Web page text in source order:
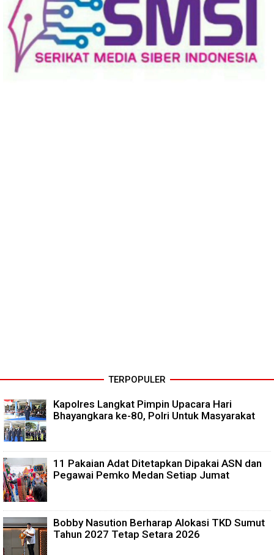
TERPOPULER
Kapolres Langkat Pimpin Upacara Hari
Bhayangkara ke-80, Polri Untuk Masyarakat
11 Pakaian Adat Ditetapkan Dipakai ASN dan
Pegawai Pemko Medan Setiap Jumat
Bobby Nasution Berharap Alokasi TKD Sumut
Tahun 2027 Tetap Setara 2026